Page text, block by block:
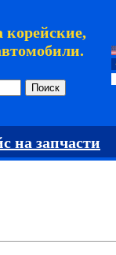
корейские,
на запчасти